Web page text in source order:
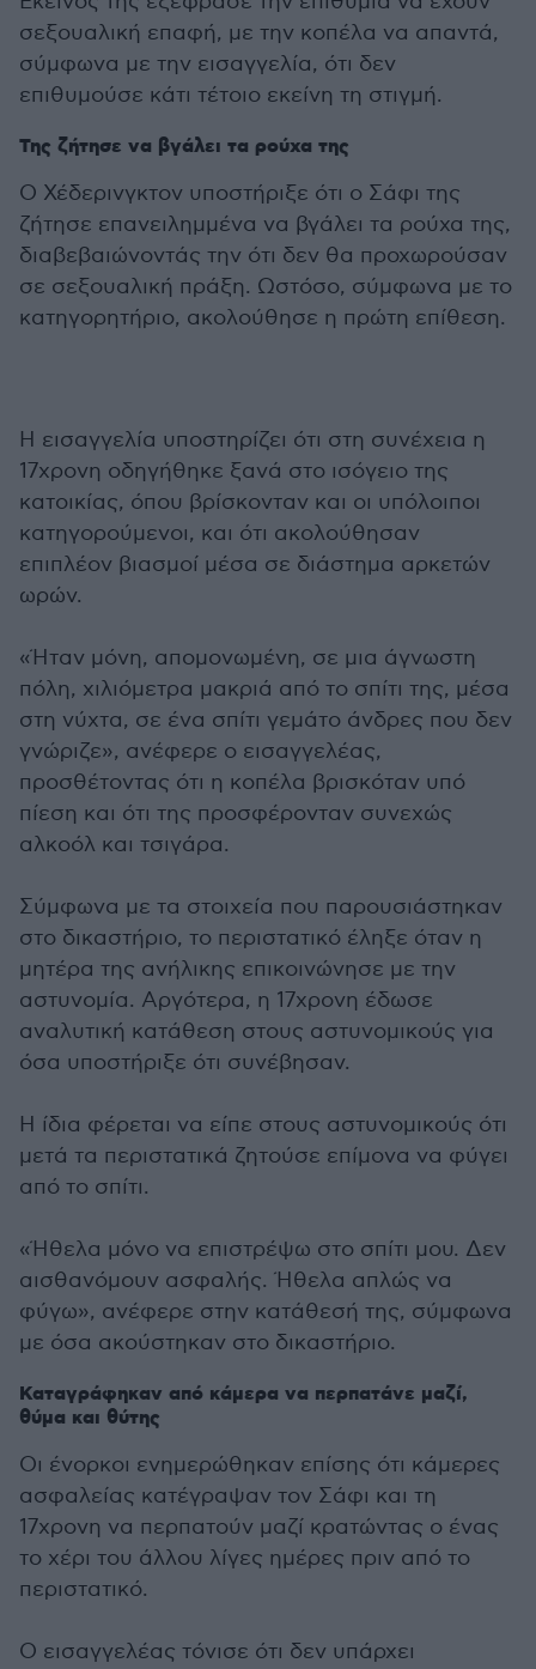
σεξουαλική επαφή, με την κοπέλα να απαντά,
σύμφωνα με την εισαγγελία, ότι δεν
επιθυμούσε κάτι τέτοιο εκείνη τη στιγμή.
Της ζήτησε να βγάλει τα ρούχα της
Ο Χέδερινγκτον υποστήριξε ότι ο Σάφι της
ζήτησε επανειλημμένα να βγάλει τα ρούχα της,
διαβεβαιώνοντάς την ότι δεν θα προχωρούσαν
σε σεξουαλική πράξη. Ωστόσο, σύμφωνα με το
κατηγορητήριο, ακολούθησε η πρώτη επίθεση.
Η εισαγγελία υποστηρίζει ότι στη συνέχεια η
17χρονη οδηγήθηκε ξανά στο ισόγειο της
κατοικίας, όπου βρίσκονταν και οι υπόλοιποι
κατηγορούμενοι, και ότι ακολούθησαν
επιπλέον βιασμοί μέσα σε διάστημα αρκετών
ωρών.
«Ήταν μόνη, απομονωμένη, σε μια άγνωστη
πόλη, χιλιόμετρα μακριά από το σπίτι της, μέσα
στη νύχτα, σε ένα σπίτι γεμάτο άνδρες που δεν
γνώριζε», ανέφερε ο εισαγγελέας,
προσθέτοντας ότι η κοπέλα βρισκόταν υπό
πίεση και ότι της προσφέρονταν συνεχώς
αλκοόλ και τσιγάρα.
Σύμφωνα με τα στοιχεία που παρουσιάστηκαν
στο δικαστήριο, το περιστατικό έληξε όταν η
μητέρα της ανήλικης επικοινώνησε με την
αστυνομία. Αργότερα, η 17χρονη έδωσε
αναλυτική κατάθεση στους αστυνομικούς για
όσα υποστήριξε ότι συνέβησαν.
Η ίδια φέρεται να είπε στους αστυνομικούς ότι
μετά τα περιστατικά ζητούσε επίμονα να φύγει
από το σπίτι.
«Ήθελα μόνο να επιστρέψω στο σπίτι μου. Δεν
αισθανόμουν ασφαλής. Ήθελα απλώς να
φύγω», ανέφερε στην κατάθεσή της, σύμφωνα
με όσα ακούστηκαν στο δικαστήριο.
Καταγράφηκαν από κάμερα να περπατάνε μαζί,
θύμα και θύτης
Οι ένορκοι ενημερώθηκαν επίσης ότι κάμερες
ασφαλείας κατέγραψαν τον Σάφι και τη
17χρονη να περπατούν μαζί κρατώντας ο ένας
το χέρι του άλλου λίγες ημέρες πριν από το
περιστατικό.
Ο εισαγγελέας τόνισε ότι δεν υπάρχει